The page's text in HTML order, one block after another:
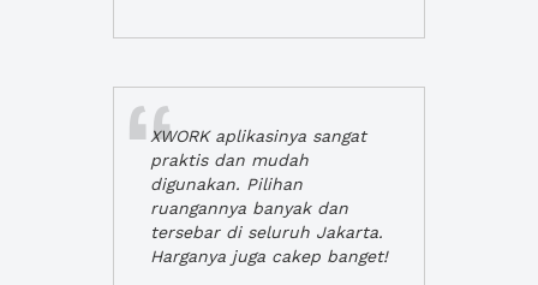
XWORK aplikasinya sangat
praktis dan mudah
digunakan. Pilihan
ruangannya banyak dan
tersebar di seluruh Jakarta.
Harganya juga cakep banget!